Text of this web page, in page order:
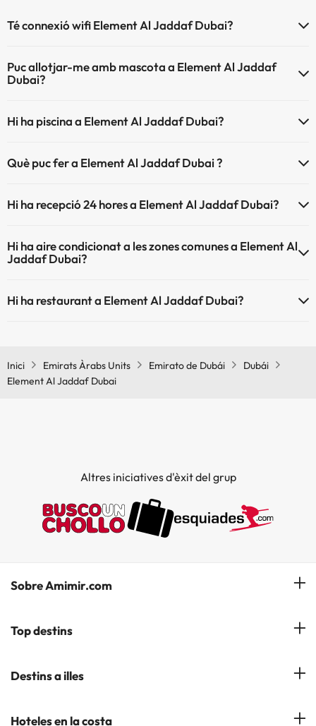
Té connexió wifi Element Al Jaddaf Dubai?
Puc allotjar-me amb mascota a Element Al Jaddaf
Dubai?
Hi ha piscina a Element Al Jaddaf Dubai?
pagament) Aquí tens més info sobre la piscina i altres instal·lacions.
Piscina a l'aire lliure (tota la temporada)
Què puc fer a Element Al Jaddaf Dubai ?
poden ser de pagament).
Hi ha recepció 24 hores a Element Al Jaddaf Dubai?
Hi ha aire condicionat a les zones comunes a Element Al
Jaddaf Dubai?
Hi ha restaurant a Element Al Jaddaf Dubai?
Inici Emirats Àrabs Units Emirato de Dubái
Dubái
Element Al Jaddaf Dubai
Altres iniciatives d'èxit del grup
Sobre Amimir.com
¿Qui som?
Opinions
Top destins
Hotels a Salou
Destins a illes
Hotels a les Illes Balears
Hoteles en la costa